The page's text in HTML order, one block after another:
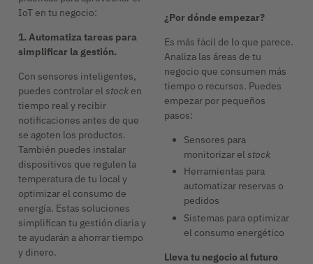
IoT en tu negocio:
1. Automatiza tareas para
simplificar la gestión.
Con sensores inteligentes,
puedes controlar elstocken
tiempo real y recibir
notificaciones antes de que
se agoten los productos.
También puedes instalar
dispositivos que regulen la
temperatura de tu local y
optimizar el consumo de
energía. Estas soluciones
simplifican tu gestión diaria y
te ayudarán a ahorrar tiempo
y dinero.
¿Por dónde empezar?
Es más fácil de lo que parece.
Analiza las áreas de tu
negocio que consumen más
tiempo o recursos. Puedes
empezar por pequeños
pasos:
Sensores para
monitorizar elstock
Herramientas para
automatizar reservas o
pedidos
Sistemas para optimizar
el consumo energético
Lleva tu negocio al futuro